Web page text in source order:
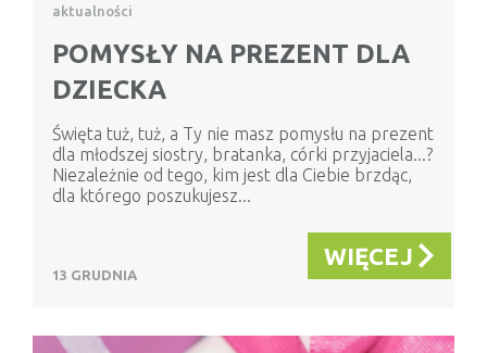
aktualności
POMYSŁY NA PREZENT DLA
DZIECKA
Święta tuż, tuż, a Ty nie masz pomysłu na prezent
dla młodszej siostry, bratanka, córki przyjaciela...?
Niezależnie od tego, kim jest dla Ciebie brzdąc,
dla którego poszukujesz...
13 GRUDNIA
WIĘCEJ